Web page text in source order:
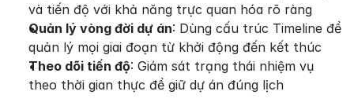
và tiến độ với khả năng trực quan hóa rõ ràng
Quản lý vòng đời dự án: Dùng cấu trúc Timeline để
quản lý mọi giai đoạn từ khởi động đến kết thúc
Theo dõi tiến độ: Giám sát trạng thái nhiệm vụ
theo thời gian thực để giữ dự án đúng lịch